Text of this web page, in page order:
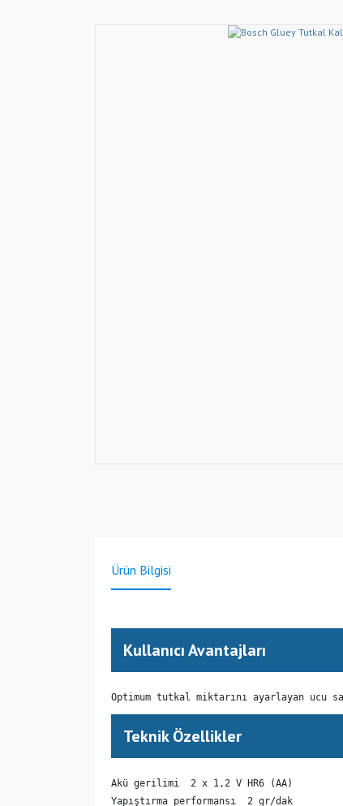
Ürün Bilgisi
Kullanıcı Avantajları
Optimum tutkal miktarını ayarlayan ucu
Teknik Özellikler
Akü gerilimi  2 x 1,2 V HR6 (AA)
Yapıştırma performansı  2 gr/dak